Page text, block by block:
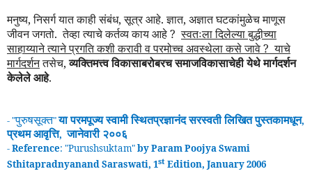
मनुष्य, निसर्ग यात काही संबंध, सूत्र आहे. ज्ञात, अज्ञात घटकांमुळेच माणूस
जीवन जगतो. तेव्हा त्याचे कर्तव्य काय आहे ?स्वतःला दिलेल्या बुद्धीच्या
साहाय्याने त्याने प्रगति कशी करावी व परमोच्च अवस्थेला कसे जावे ? याचे
मार्गदर्शनतसेच,व्यक्तिमत्त्व विकासाबरोबरच समाजविकासाचेही येथे मार्गदर्शन
केलेले आहे.
- "पुरुषसूक्त"या परमपूज्य स्वामीस्थितप्रज्ञानंदसरस्वती लिखित पुस्तकामधून,
प्रथमआवृत्ति, जानेवारी २००६
-Reference: "Purushsuktam"by Param Poojya Swami
Sthitapradnyanand Saraswati, 1st Edition, January 2006